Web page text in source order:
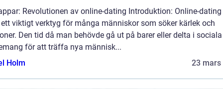
Revolutionen av online-dating Introduktion: Online-
viktigt verktyg för många människor som söker kärlek och
Den tid då man behövde gå ut på barer eller delta i sociala
för att träffa nya människ...
Holm
23 mars